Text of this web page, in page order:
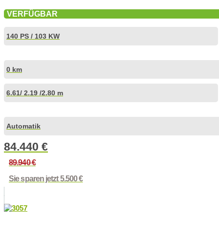
VERFÜGBAR
140 PS / 103 KW
0 km
6.61/ 2.19 /2.80 m
Automatik
84.440 €
89.940€
Sie sparen jetzt 5.500 €